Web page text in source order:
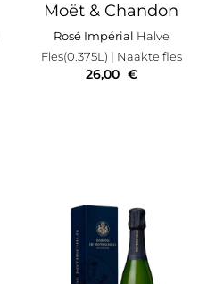
Moët & Chandon
Rosé Impérial Halve
Fles(0.375L) | Naakte fles
26,00 €